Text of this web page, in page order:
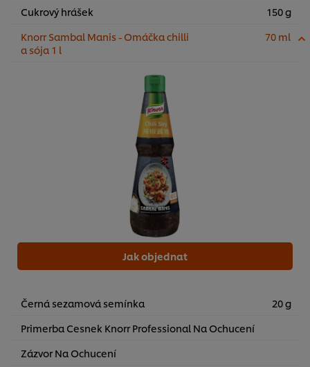
Cukrový hrášek
150 g
Knorr Sambal Manis - Omáčka chilli
a sója 1 l
70 ml
Jak objednat
Černá sezamová semínka
20 g
Primerba Cesnek Knorr Professional Na Ochucení
Zázvor Na Ochucení